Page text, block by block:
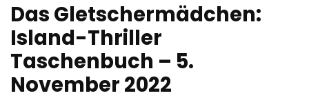
Das Gletschermädchen:
Island-Thriller
Taschenbuch – 5.
November 2022